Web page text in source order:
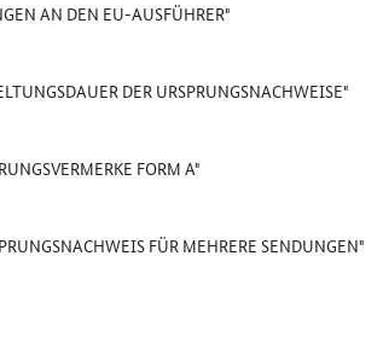
AN DEN EU-AUSFÜHRER"
DER URSPRUNGSNACHWEISE"
FORM A"
FÜR MEHRERE SENDUNGEN"